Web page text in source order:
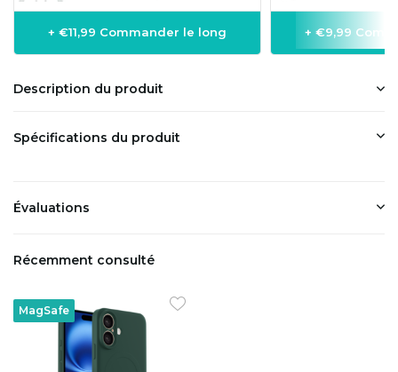
+ €11,99 Commander le long + €9,99
Description du produit
Spécifications du produit
Évaluations
Récemment consulté
MagSafe